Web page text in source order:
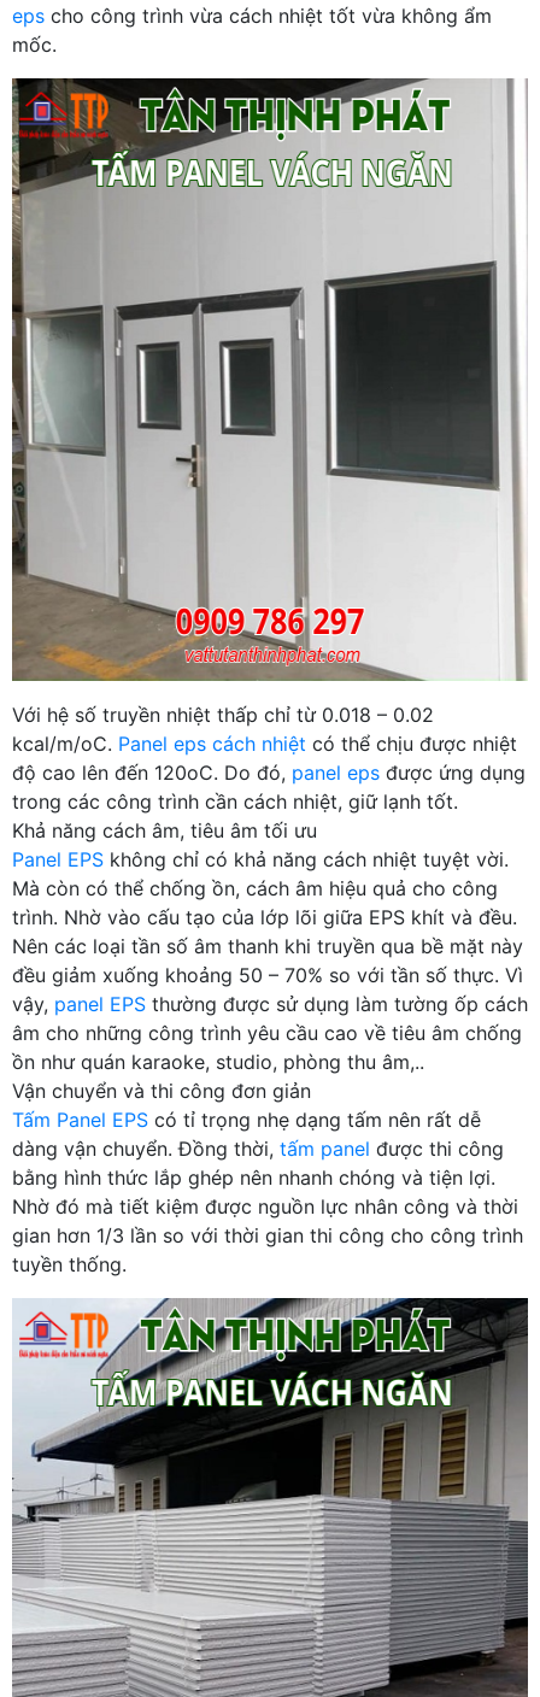
eps cho công trình vừa cách nhiệt tốt vừa không ẩm
mốc.
Với hệ số truyền nhiệt thấp chỉ từ 0.018 – 0.02
kcal/m/oC. Panel eps cách nhiệt có thể chịu được nhiệt
độ cao lên đến 120oC. Do đó, panel eps được ứng dụng
trong các công trình cần cách nhiệt, giữ lạnh tốt.
Khả năng cách âm, tiêu âm tối ưu
Panel EPS không chỉ có khả năng cách nhiệt tuyệt vời.
Mà còn có thể chống ồn, cách âm hiệu quả cho công
trình. Nhờ vào cấu tạo của lớp lõi giữa EPS khít và đều.
Nên các loại tần số âm thanh khi truyền qua bề mặt này
đều giảm xuống khoảng 50 – 70% so với tần số thực. Vì
vậy, panel EPS thường được sử dụng làm tường ốp cách
âm cho những công trình yêu cầu cao về tiêu âm chống
ồn như quán karaoke, studio, phòng thu âm,..
Vận chuyển và thi công đơn giản
Tấm Panel EPS có tỉ trọng nhẹ dạng tấm nên rất dễ
dàng vận chuyển. Đồng thời, tấm panel được thi công
bằng hình thức lắp ghép nên nhanh chóng và tiện lợi.
Nhờ đó mà tiết kiệm được nguồn lực nhân công và thời
gian hơn 1/3 lần so với thời gian thi công cho công trình
tuyền thống.